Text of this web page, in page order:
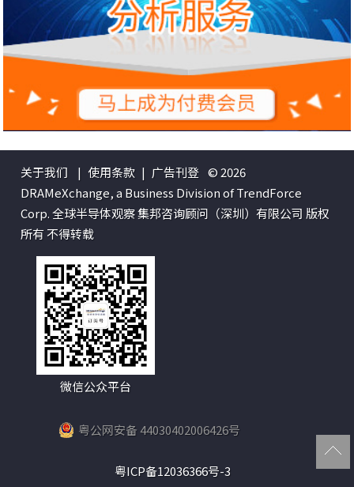
关于我们 | 使用条款 | 广告刊登 © 2026
DRAMeXchange, a Business Division of TrendForce
Corp. 全球半导体观察 集邦咨询顾问（深圳）有限公司 版权
所有 不得转载
微信公众平台
粤公网安备 44030402006426号
粤ICP备12036366号-3